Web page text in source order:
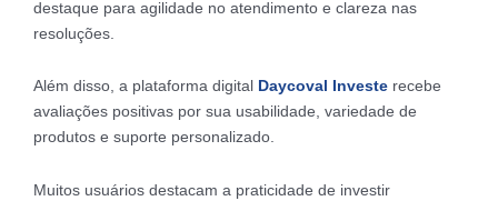
destaque para agilidade no atendimento e clareza nas
resoluções.
Além disso, a plataforma digital Daycoval Investe recebe
avaliações positivas por sua usabilidade, variedade de
produtos e suporte personalizado.
Muitos usuários destacam a praticidade de investir